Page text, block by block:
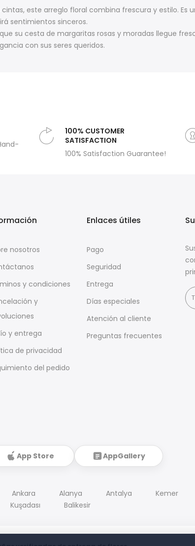
este arreglo floral combina frescura y estilo. Es
sentimientos sinceros.
su cesta de margaritas rosas y moradas llegue
con sus seres queridos.
100% CUSTOMER
SATISFACTION
100% Satisfaction Guarantee!
nosotros
y condiciones
y
y entrega
de privacidad
del pedido
Enlaces útiles
Pago
Seguridad
Entrega
Días especiales
Atención al cliente
Preguntas frecuentes
App Store AppGallery
Ankara Alanya Antalya Kemer
Kuşadası Balikesir